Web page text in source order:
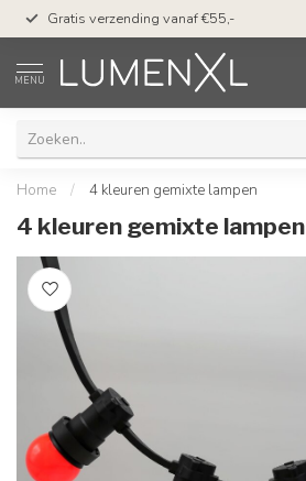
Gratis verzending vanaf €55,-
MENU
Home / 4 kleuren gemixte lampen
4 kleuren gemixte lampen